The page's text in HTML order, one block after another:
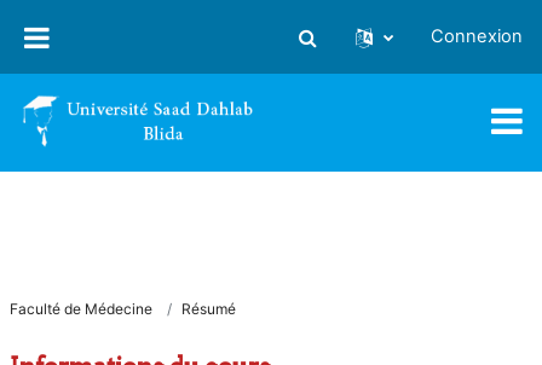
Activer/désactiver la saisie
Connexion
Faculté de Médecine Résumé